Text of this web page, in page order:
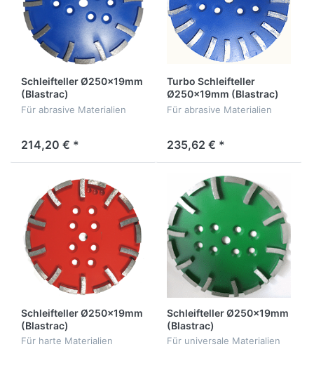
Schleifteller Ø250x19mm
(Blastrac)
Für abrasive Materialien
214,20 € *
Turbo Schleifteller
Ø250x19mm (Blastrac)
Für abrasive Materialien
235,62 € *
Schleifteller Ø250x19mm
(Blastrac)
Für harte Materialien
Schleifteller Ø250x19mm
(Blastrac)
Für universale Materialien